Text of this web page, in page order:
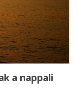
a nappali